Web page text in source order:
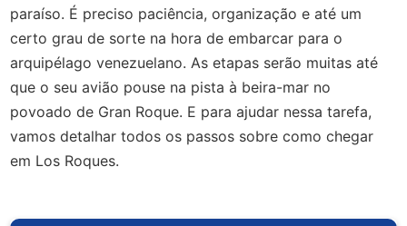
paraíso. É preciso paciência, organização e até um
certo grau de sorte na hora de embarcar para o
arquipélago venezuelano. As etapas serão muitas até
que o seu avião pouse na pista à beira-mar no
povoado de Gran Roque. E para ajudar nessa tarefa,
vamos detalhar todos os passos sobre como chegar
em Los Roques.